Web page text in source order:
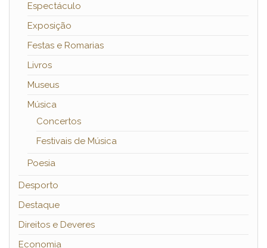
Espectáculo
Exposição
Festas e Romarias
Livros
Museus
Música
Concertos
Festivais de Música
Poesia
Desporto
Destaque
Direitos e Deveres
Economia